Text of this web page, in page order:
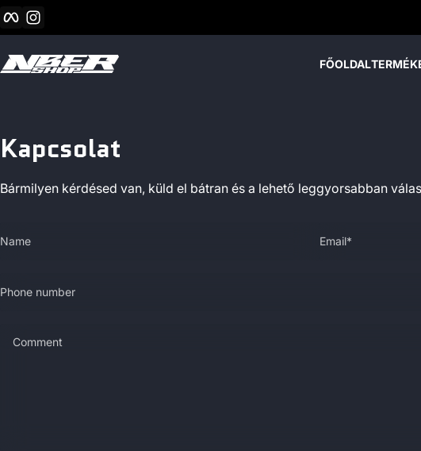
Skip to content
Facebook
FŐOLDAL
Kapcsolat
Bármilyen kérdésed van, küld el bátran és a lehető leggyorsabban
Name Email*
Phone number
Comment